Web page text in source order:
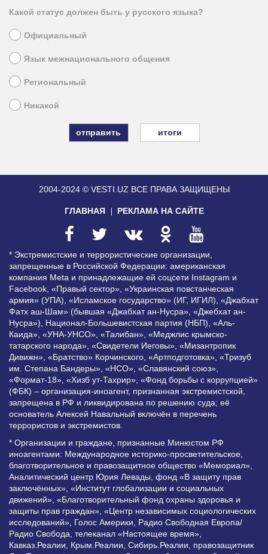
Какой статус должен быть у русского языка?
Официальный
Язык межнационального общения
Региональный
Никакой
итоги
2004-2024 © VESTI.UZ ВСЕ ПРАВА ЗАЩИЩЕНЫ
ГЛАВНАЯ РЕКЛАМА НА САЙТЕ
* Экстремистские и террористические организации,
запрещенные в Российской Федерации: американская
компания Meta и принадлежащие ей соцсети Instagram и
Facebook, «Правый сектор», «Украинская повстанческая
армия» (УПА), «Исламское государство» (ИГ, ИГИЛ), «Джабхат
Фатх аш-Шам» (бывшая «Джабхат ан-Нусра», «Джебхат ан-
Нусра»), Национал-Большевистская партия (НБП), «Аль-
Каида», «УНА-УНСО», «Талибан», «Меджлис крымско-
татарского народа», «Свидетели Иеговы», «Мизантропик
Дивижн», «Братство» Корчинского, «Артподготовка», «Тризуб
им. Степана Бандеры», «НСО», «Славянский союз»,
«Формат-18», «Хизб ут-Тахрир», «Фонд борьбы с коррупцией»
(ФБК) – организация-иноагент, признанная экстремистской,
запрещена в РФ и ликвидирована по решению суда; её
основатель Алексей Навальный включён в перечень
террористов и экстремистов.
* Организации и граждане, признанные Минюстом РФ
иноагентами: Международное историко-просветительское,
благотворительное и правозащитное общество «Мемориал»,
Аналитический центр Юрия Левады, фонд «В защиту прав
заключённых», «Институт глобализации и социальных
движений», «Благотворительный фонд охраны здоровья и
защиты прав граждан», «Центр независимых социологических
исследований», Голос Америки, Радио Свободная Европа/
Радио Свобода, телеканал «Настоящее время»,
Кавказ.Реалии, Крым.Реалии, Сибирь.Реалии, правозащитник